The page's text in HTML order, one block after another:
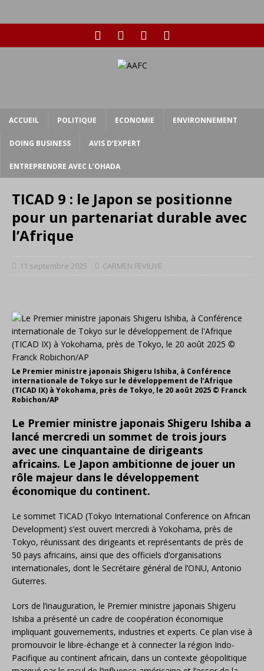
ACCUEIL POLITIQUE ECONOMIE ENVIRONNEMENT
DOING BUSINESS AVIS D’EXPERT
ENTREPRENDRE AVEC L’OHADA
TICAD 9 : le Japon se positionne
pour un partenariat durable avec
l’Afrique
11 septembre 2025 CARMEN FEVILIYE
Le Premier ministre japonais Shigeru Ishiba, à Conférence
internationale de Tokyo sur le développement de l’Afrique
(TICAD IX) à Yokohama, près de Tokyo, le 20 août 2025 © Franck
Robichon/AP
Le Premier ministre japonais Shigeru Ishiba a
lancé mercredi un sommet de trois jours
avec une cinquantaine de dirigeants
africains. Le Japon ambitionne de jouer un
rôle majeur dans le développement
économique du continent.
Le sommet TICAD (Tokyo International Conference on African
Development) s’est ouvert mercredi à Yokohama, près de
Tokyo, réunissant des dirigeants et représentants de près de
50 pays africains, ainsi que des officiels d’organisations
internationales, dont le Secrétaire général de l’ONU, Antonio
Guterres.
Lors de l’inauguration, le Premier ministre japonais Shigeru
Ishiba a présenté un cadre de coopération économique
impliquant gouvernements, industries et experts. Ce plan vise à
promouvoir le libre-échange et à connecter la région Indo-
Pacifique au continent africain, dans un contexte géopolitique